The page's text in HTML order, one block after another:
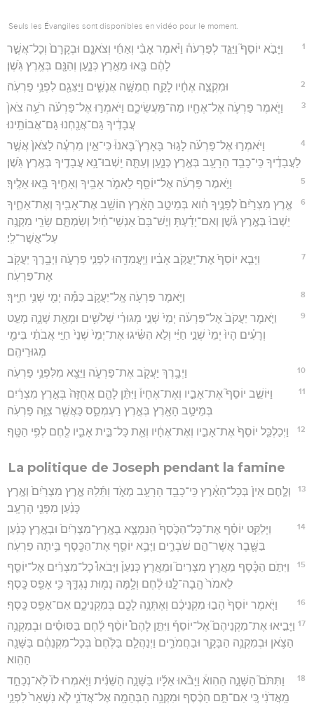
Seuls les Évangiles sont disponibles en vidéo pour le moment.
1
וַיָּבֹ֣א יוֹסֵף֮ וַיַּגֵּ֣ד לְפַרְעֹה֒ וַיֹּ֗אמֶר אָבִ֨י וְאַחַ֜י וְצֹאנָ֤ם וּבְקָרָם֙ וְכָל־אֲשֶׁ֣ר
לָהֶ֔ם בָּ֖אוּ מֵאֶ֣רֶץ כְּנָ֑עַן וְהִנָּ֖ם בְּאֶ֥רֶץ גֹּֽשֶׁן׃
2 וּמִקְצֵ֣ה אֶחָ֔יו לָקַ֖ח חֲמִשָּׁ֣ה אֲנָשִׁ֑ים וַיַּצִּגֵ֖ם לִפְנֵ֥י פַרְעֹֽה׃
3
וַיֹּ֧אמֶר פַּרְעֹ֛ה אֶל־אֶחָ֖יו מַה־מַּעֲשֵׂיכֶ֑ם וַיֹּאמְר֣וּ אֶל־פַּרְעֹ֗ה רֹעֵ֥ה צֹאן֙
עֲבָדֶ֔יךָ גַּם־אֲנַ֖חְנוּ גַּם־אֲבוֹתֵֽינוּ׃
4
וַיֹּאמְר֣וּ אֶל־פַּרְעֹ֗ה לָג֣וּר בָּאָרֶץ֮ בָּאנוּ֒ כִּי־אֵ֣ין מִרְעֶ֗ה לַצֹּאן֙ אֲשֶׁ֣ר
לַעֲבָדֶ֔יךָ כִּֽי־כָבֵ֥ד הָרָעָ֖ב בְּאֶ֣רֶץ כְּנָ֑עַן וְעַתָּ֛ה יֵֽשְׁבוּ־נָ֥א עֲבָדֶ֖יךָ בְּאֶ֥רֶץ גֹּֽשֶׁן׃
5 וַיֹּ֣אמֶר פַּרְעֹ֔ה אֶל־יוֹסֵ֖ף לֵאמֹ֑ר אָבִ֥יךָ וְאַחֶ֖יךָ בָּ֥אוּ אֵלֶֽיךָ׃
6
אֶ֤רֶץ מִצְרַ֙יִם֙ לְפָנֶ֣יךָ הִ֔וא בְּמֵיטַ֣ב הָאָ֔רֶץ הוֹשֵׁ֥ב אֶת־אָבִ֖יךָ וְאֶת־אַחֶ֑יךָ
יֵשְׁבוּ֙ בְּאֶ֣רֶץ גֹּ֔שֶׁן וְאִם־יָדַ֗עְתָּ וְיֶשׁ־בָּם֙ אַנְשֵׁי־חַ֔יִל וְשַׂמְתָּ֛ם שָׂרֵ֥י מִקְנֶ֖ה
עַל־אֲשֶׁר־לִֽי׃
7
וַיָּבֵ֤א יוֹסֵף֙ אֶת־יַֽעֲקֹ֣ב אָבִ֔יו וַיַּֽעֲמִדֵ֖הוּ לִפְנֵ֣י פַרְעֹ֑ה וַיְבָ֥רֶךְ יַעֲקֹ֖ב
אֶת־פַּרְעֹֽה׃
8 וַיֹּ֥אמֶר פַּרְעֹ֖ה אֶֽל־יַעֲקֹ֑ב כַּמָּ֕ה יְמֵ֖י שְׁנֵ֥י חַיֶּֽיךָ׃
9
וַיֹּ֤אמֶר יַעֲקֹב֙ אֶל־פַּרְעֹ֔ה יְמֵי֙ שְׁנֵ֣י מְגוּרַ֔י שְׁלֹשִׁ֥ים וּמְאַ֖ת שָׁנָ֑ה מְעַ֣ט
וְרָעִ֗ים הָיוּ֙ יְמֵי֙ שְׁנֵ֣י חַיַּ֔י וְלֹ֣א הִשִּׂ֗יגוּ אֶת־יְמֵי֙ שְׁנֵי֙ חַיֵּ֣י אֲבֹתַ֔י בִּימֵ֖י
מְגוּרֵיהֶֽם׃
10 וַיְבָ֥רֶךְ יַעֲקֹ֖ב אֶת־פַּרְעֹ֑ה וַיֵּצֵ֖א מִלִּפְנֵ֥י פַרְעֹֽה׃
11
וַיּוֹשֵׁ֣ב יוֹסֵף֮ אֶת־אָבִ֣יו וְאֶת־אֶחָיו֒ וַיִּתֵּ֨ן לָהֶ֤ם אֲחֻזָּה֙ בְּאֶ֣רֶץ מִצְרַ֔יִם
בְּמֵיטַ֥ב הָאָ֖רֶץ בְּאֶ֣רֶץ רַעְמְסֵ֑ס כַּאֲשֶׁ֖ר צִוָּ֥ה פַרְעֹֽה׃
12 וַיְכַלְכֵּ֤ל יוֹסֵף֙ אֶת־אָבִ֣יו וְאֶת־אֶחָ֔יו וְאֵ֖ת כָּל־בֵּ֣ית אָבִ֑יו לֶ֖חֶם לְפִ֥י הַטָּֽף׃
La politique de Joseph pendant la famine
13
וְלֶ֤חֶם אֵין֙ בְּכָל־הָאָ֔רֶץ כִּֽי־כָבֵ֥ד הָרָעָ֖ב מְאֹ֑ד וַתֵּ֜לַהּ אֶ֤רֶץ מִצְרַ֙יִם֙ וְאֶ֣רֶץ
כְּנַ֔עַן מִפְּנֵ֖י הָרָעָֽב׃
14
וַיְלַקֵּ֣ט יוֹסֵ֗ף אֶת־כָּל־הַכֶּ֙סֶף֙ הַנִּמְצָ֤א בְאֶֽרֶץ־מִצְרַ֙יִם֙ וּבְאֶ֣רֶץ כְּנַ֔עַן
בַּשֶּׁ֖בֶר אֲשֶׁר־הֵ֣ם שֹׁבְרִ֑ים וַיָּבֵ֥א יוֹסֵ֛ף אֶת־הַכֶּ֖סֶף בֵּ֥יתָה פַרְעֹֽה׃
15
וַיִּתֹּ֣ם הַכֶּ֗סֶף מֵאֶ֣רֶץ מִצְרַיִם֮ וּמֵאֶ֣רֶץ כְּנַעַן֒ וַיָּבֹאוּ֩ כָל־מִצְרַ֨יִם אֶל־יוֹסֵ֤ף
לֵאמֹר֙ הָֽבָה־לָּ֣נוּ לֶ֔חֶם וְלָ֥מָּה נָמ֖וּת נֶגְדֶּ֑ךָ כִּ֥י אָפֵ֖ס כָּֽסֶף׃
16 וַיֹּ֤אמֶר יוֹסֵף֙ הָב֣וּ מִקְנֵיכֶ֔ם וְאֶתְּנָ֥ה לָכֶ֖ם בְּמִקְנֵיכֶ֑ם אִם־אָפֵ֖ס כָּֽסֶף׃
17 וַיָּבִ֣יאוּ אֶת־מִקְנֵיהֶם֮ אֶל־יוֹסֵף֒ וַיִּתֵּ֣ן לָהֶם֩ יוֹסֵ֨ף לֶ֜חֶם בַּסּוּסִ֗ים וּבְמִקְנֵ֥ה
הַצֹּ֛אן וּבְמִקְנֵ֥ה הַבָּקָ֖ר וּבַחֲמֹרִ֑ים וַיְנַהֲלֵ֤ם בַּלֶּ֙חֶם֙ בְּכָל־מִקְנֵהֶ֔ם בַּשָּׁנָ֖ה
הַהִֽוא׃
18
וַתִּתֹּם֮ הַשָּׁנָ֣ה הַהִוא֒ וַיָּבֹ֨אוּ אֵלָ֜יו בַּשָּׁנָ֣ה הַשֵּׁנִ֗ית וַיֹּ֤אמְרוּ לוֹ֙ לֹֽא־נְכַחֵ֣ד
מֵֽאֲדֹנִ֔י כִּ֚י אִם־תַּ֣ם הַכֶּ֔סֶף וּמִקְנֵ֥ה הַבְּהֵמָ֖ה אֶל־אֲדֹנִ֑י לֹ֤א נִשְׁאַר֙ לִפְנֵ֣י